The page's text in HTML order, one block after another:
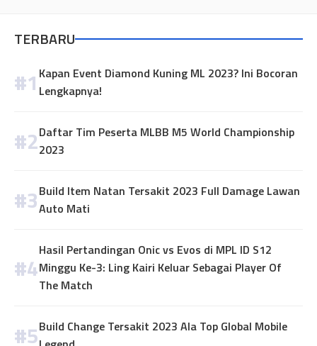
TERBARU
Kapan Event Diamond Kuning ML 2023? Ini Bocoran
Lengkapnya!
Daftar Tim Peserta MLBB M5 World Championship
2023
Build Item Natan Tersakit 2023 Full Damage Lawan
Auto Mati
Hasil Pertandingan Onic vs Evos di MPL ID S12
Minggu Ke-3: Ling Kairi Keluar Sebagai Player Of
The Match
Build Change Tersakit 2023 Ala Top Global Mobile